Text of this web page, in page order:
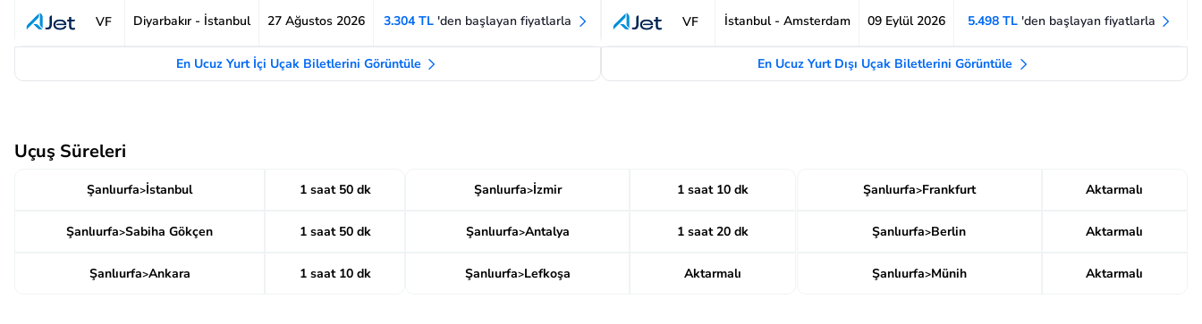
VF Diyarbakır - İstanbul 27 Ağustos 2026 3.304 TL'den başlayan fiyatlarla
En Ucuz Yurt İçi Uçak Biletlerini Görüntüle
VF İstanbul - Amsterdam 09 Eylül 2026 5.498 TL 'den başlayan fiyatlarla
En Ucuz Yurt Dışı Uçak Biletlerini Görüntüle
Uçuş Süreleri
Şanlıurfa>İstanbul 1 saat 50 dk
Şanlıurfa>Sabiha Gökçen 1 saat 50 dk
Şanlıurfa>Ankara 1 saat 10 dk
Şanlıurfa>İzmir 1 saat 10 dk
Şanlıurfa>Antalya 1 saat 20 dk
Şanlıurfa>Lefkoşa Aktarmalı
Şanlıurfa>Frankfurt Aktarmalı
Şanlıurfa>Berlin Aktarmalı
Şanlıurfa>Münih Aktarmalı